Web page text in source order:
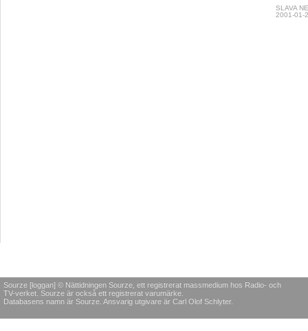
SLAVA
2001-01-
Sourze [loggan] © Nättidningen Sourze, ett registrerat massmedium hos Radio- och
TV-verket. Sourze är också ett registrerat varumärke.
Databasens namn är Sourze. Ansvarig utgivare är Carl Olof Schlyter.